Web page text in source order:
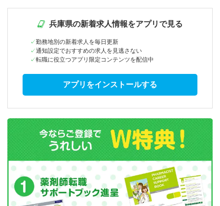
兵庫県の新着求人情報をアプリで見る
勤務地別の新着求人を毎日更新
通知設定でおすすめの求人を見逃さない
転職に役立つアプリ限定コンテンツを配信中
アプリをインストールする